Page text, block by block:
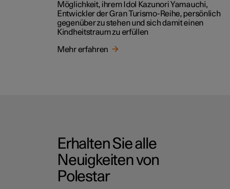
Möglichkeit, ihrem Idol Kazunori Yamauchi,
Entwickler der Gran Turismo-Reihe, persönlich
gegenüber zu stehen und sich damit einen
Kindheitstraum zu erfüllen
Mehr erfahren
Erhalten Sie alle
Neuigkeiten von
Polestar